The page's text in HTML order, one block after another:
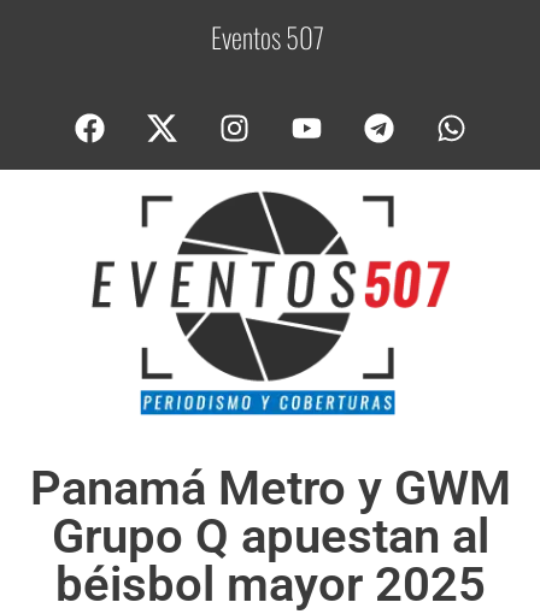
Eventos 507C
Panamá Metro y GWM
Grupo Q apuestan al
béisbol mayor 2025